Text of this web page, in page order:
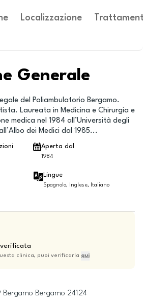
Localizzazione
Generale
del Poliambulatorio Bergamo.
Laureata in Medicina e Chirurgia e
medica nel 1984 all’Università degli
dei Medici dal 1985...
Aperta dal
1984
Lingue
Spagnolo, Inglese, Italiano
clinica, puoi verificarla qui
Bergamo Bergamo 24124